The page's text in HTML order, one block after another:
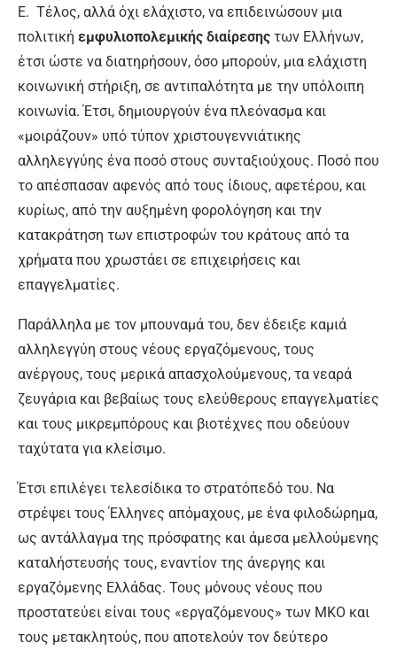
Ε. Τέλος, αλλά όχι ελάχιστο, να επιδεινώσουν μια
πολιτική εμφυλιοπολεμικής διαίρεσης των Ελλήνων,
έτσι ώστε να διατηρήσουν, όσο μπορούν, μια ελάχιστη
κοινωνική στήριξη, σε αντιπαλότητα με την υπόλοιπη
κοινωνία. Έτσι, δημιουργούν ένα πλεόνασμα και
«μοιράζουν» υπό τύπον χριστουγεννιάτικης
αλληλεγγύης ένα ποσό στους συνταξιούχους. Ποσό που
το απέσπασαν αφενός από τους ίδιους, αφετέρου, και
κυρίως, από την αυξημένη φορολόγηση και την
κατακράτηση των επιστροφών του κράτους από τα
χρήματα που χρωστάει σε επιχειρήσεις και
επαγγελματίες.
Παράλληλα με τον μπουναμά του, δεν έδειξε καμιά
αλληλεγγύη στους νέους εργαζόμενους, τους
ανέργους, τους μερικά απασχολούμενους, τα νεαρά
ζευγάρια και βεβαίως τους ελεύθερους επαγγελματίες
και τους μικρεμπόρους και βιοτέχνες που οδεύουν
ταχύτατα για κλείσιμο.
Έτσι επιλέγει τελεσίδικα το στρατόπεδό του. Να
στρέψει τους Έλληνες απόμαχους, με ένα φιλοδώρημα,
ως αντάλλαγμα της πρόσφατης και άμεσα μελλούμενης
καταλήστευσής τους, εναντίον της άνεργης και
εργαζόμενης Ελλάδας. Τους μόνους νέους που
προστατεύει είναι τους «εργαζόμενους» των ΜΚΟ και
τους μετακλητούς, που αποτελούν τον δεύτερο